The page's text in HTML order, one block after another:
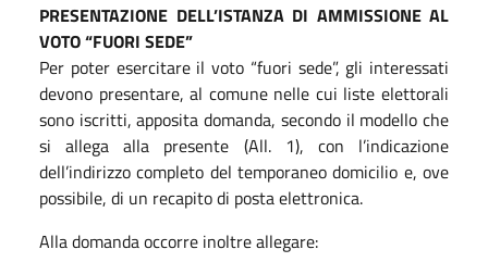
PRESENTAZIONE DELL’ISTANZA DI AMMISSIONE AL
VOTO “FUORI SEDE”
Per poter esercitare il voto “fuori sede”, gli interessati
devono presentare, al comune nelle cui liste elettorali
sono iscritti, apposita domanda, secondo il modello che
si allega alla presente (All. 1), con l’indicazione
dell’indirizzo completo del temporaneo domicilio e, ove
possibile, di un recapito di posta elettronica.
Alla domanda occorre inoltre allegare: